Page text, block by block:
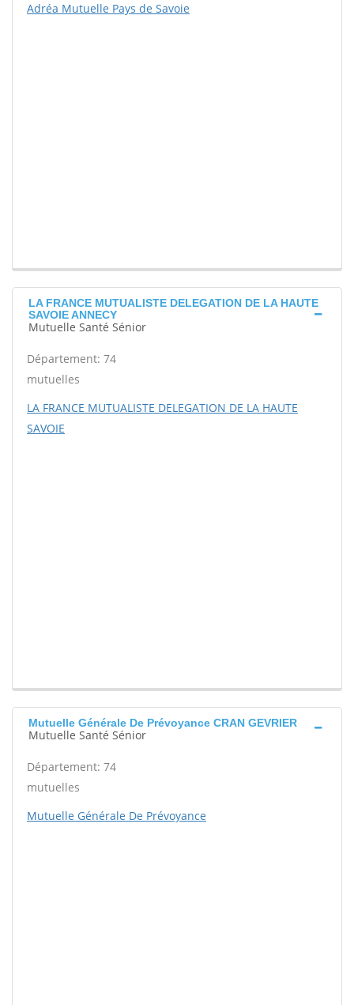
Adréa Mutuelle Pays de Savoie
LA FRANCE MUTUALISTE DELEGATION DE LA HAUTE
SAVOIE ANNECY
Mutuelle Santé Sénior
Département: 74
mutuelles
LA FRANCE MUTUALISTE DELEGATION DE LA HAUTE
SAVOIE
Mutuelle Générale De Prévoyance CRAN GEVRIER
Mutuelle Santé Sénior
Département: 74
mutuelles
Mutuelle Générale De Prévoyance